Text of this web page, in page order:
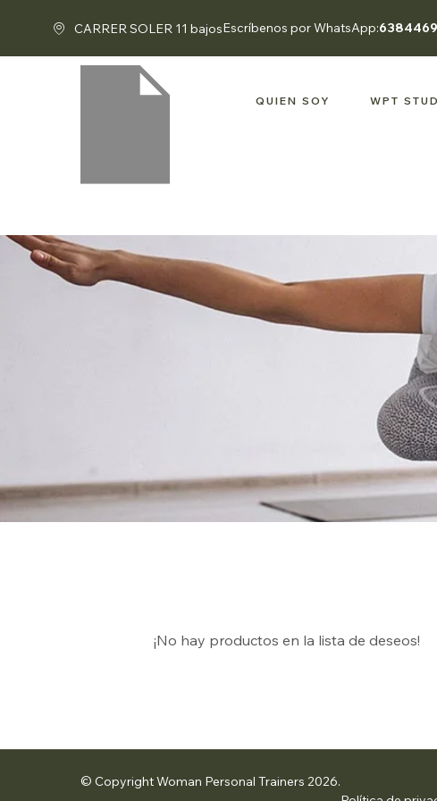
CARRER SOLER 11 bajosEscríbenos por WhatsApp:
QUIEN SOY WPT
¡No hay productos en la lista de deseos!
© Copyright Woman Personal Trainers 2026.